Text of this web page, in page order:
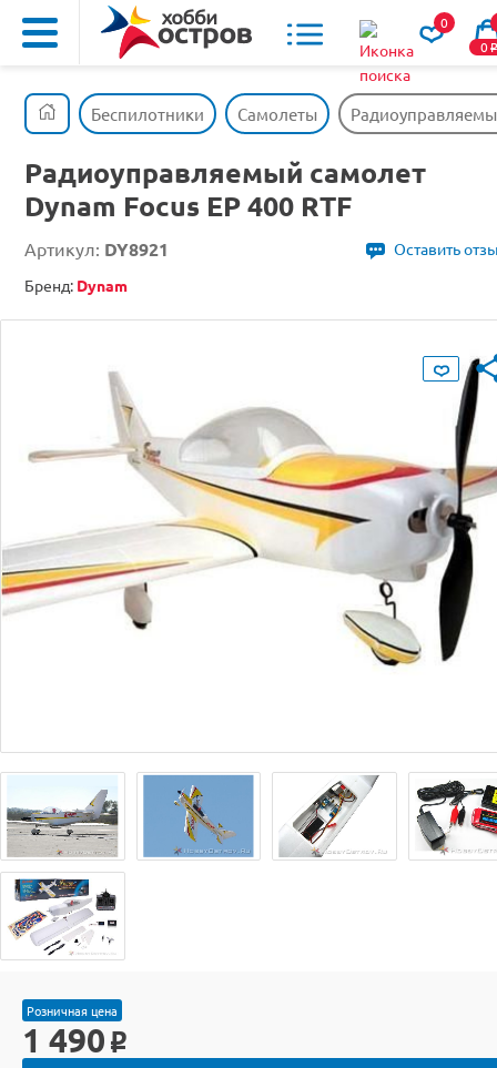
0
0o
Беспилотники Самолеты
Радиоуправляемый самолет
Dynam Focus EP 400 RTF
Артикул: DY8921
Оставить
Бренд: Dynam
Розничная цена
1 490 o